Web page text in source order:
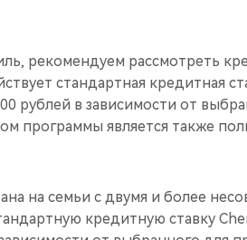
рекомендуем рассмотреть
стандартная кредитная
рублей в зависимости от
программы является также
на семьи с двумя и более
кредитную ставку